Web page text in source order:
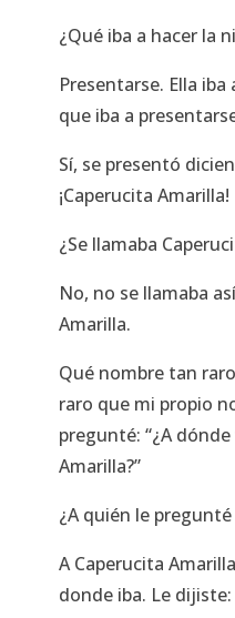
¿Qué iba a hacer la
Presentarse. Ella
que iba a
Sí, se presentó
¡Caperucita Amarilla!
¿Se llamaba
No, no se llamaba
Amarilla.
Qué nombre tan
raro que mi propio
pregunté: “¿A
Amarilla?”
¿A quién le
A Caperucita
donde iba. Le dijiste: